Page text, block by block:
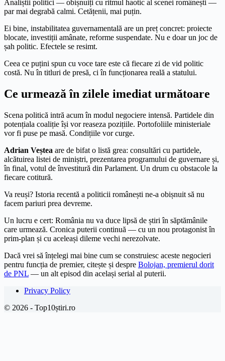
Analiștii politici — obișnuiți cu ritmul haotic al scenei românești —
par mai degrabă calmi. Cetățenii, mai puțin.
Ei bine, instabilitatea guvernamentală are un preț concret: proiecte
blocate, investiții amânate, reforme suspendate. Nu e doar un joc de
șah politic. Efectele se resimt.
Ceea ce puțini spun cu voce tare este că fiecare zi de vid politic
costă. Nu în titluri de presă, ci în funcționarea reală a statului.
Ce urmează în zilele imediat următoare
Scena politică intră acum în modul negociere intensă. Partidele din
potențiala coaliție își vor reaseza pozițiile. Portofoliile ministeriale
vor fi puse pe masă. Condițiile vor curge.
Adrian Veștea are de bifat o listă grea: consultări cu partidele,
alcătuirea listei de miniștri, prezentarea programului de guvernare și,
în final, votul de învestitură din Parlament. Un drum cu obstacole la
fiecare cotitură.
Va reuși? Istoria recentă a politicii românești ne-a obișnuit să nu
facem pariuri prea devreme.
Un lucru e cert: România nu va duce lipsă de știri în săptămânile
care urmează. Cronica puterii continuă — cu un nou protagonist în
prim-plan și cu aceleași dileme vechi nerezolvate.
Dacă vrei să înțelegi mai bine cum se construiesc aceste negocieri
pentru funcția de premier, citește și despre Bolojan, premierul dorit
de PNL — un alt episod din același serial al puterii.
Privacy Policy
© 2026 - Top10știri.ro